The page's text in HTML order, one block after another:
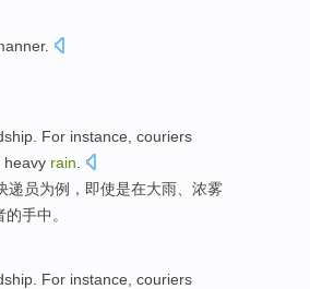
.
For instance couriers
heavy rain
递员为例 ， 即使是在大雨
浓雾
的手中。
For instance couriers